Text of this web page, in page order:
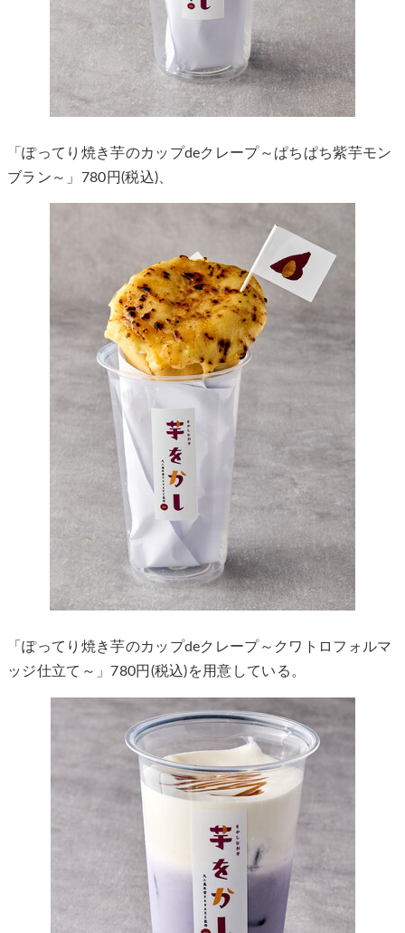
「ぽってり焼き芋のカップdeクレープ～ぱちぱち紫芋モン
ブラン～」780円(税込)、
「ぽってり焼き芋のカップdeクレープ～クワトロフォルマ
ッジ仕立て～」780円(税込)を用意している。